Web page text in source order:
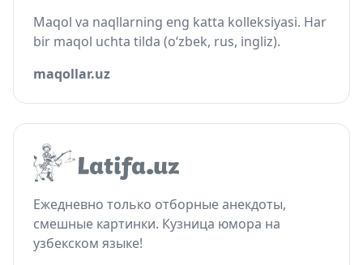
Maqol va naqllarning eng katta kolleksiyasi. Har
bir maqol uchta tilda (o‘zbek, rus, ingliz).
maqollar.uz
Ежедневно только отборные анекдоты,
смешные картинки. Кузница юмора на
узбекском языке!